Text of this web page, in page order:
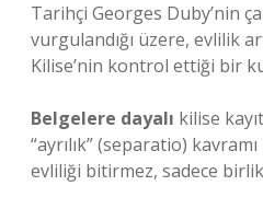
Tarihçi Georges Duby’nin
vurgulandığı üzere, evlilik
Kilise’nin kontrol ettiği bir
Belgelere dayalı kilise
“ayrılık” (separatio) kavramı
evliliği bitirmez, sadece